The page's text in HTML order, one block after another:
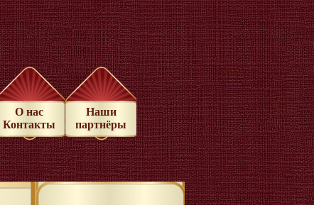
О нас
Контакты
Наши
партнёры